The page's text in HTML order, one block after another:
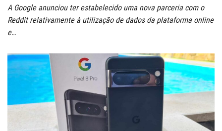
A Google anunciou ter estabelecido uma nova parceria com o
Reddit relativamente à utilização de dados da plataforma online
e…